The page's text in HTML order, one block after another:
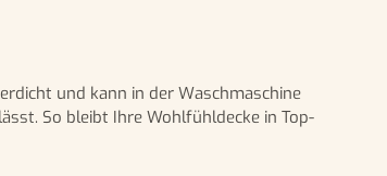
und kann in der Waschmaschine
So bleibt Ihre Wohlfühldecke in Top-